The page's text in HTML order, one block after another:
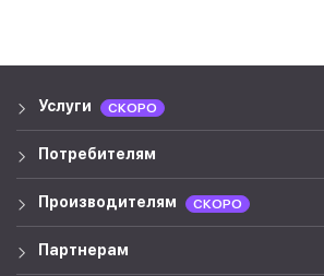
Услуги СКОРО
Потребителям
Производителям СКОРО
Партнерам